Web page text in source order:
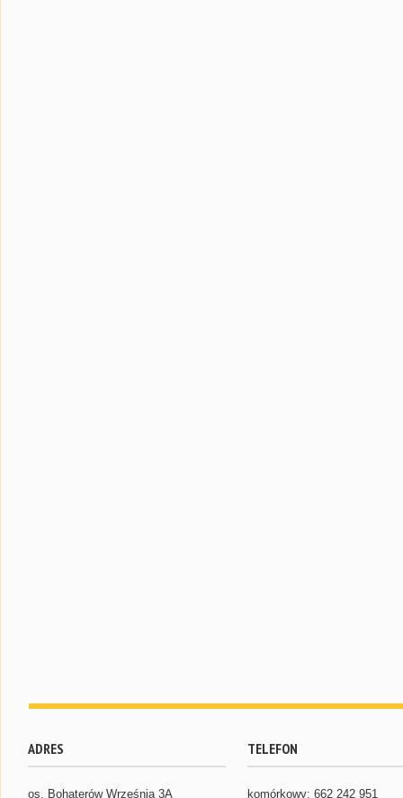
ADRES
os. Bohaterów Września 3A
TELEFON
komórkowy: 662 242 951